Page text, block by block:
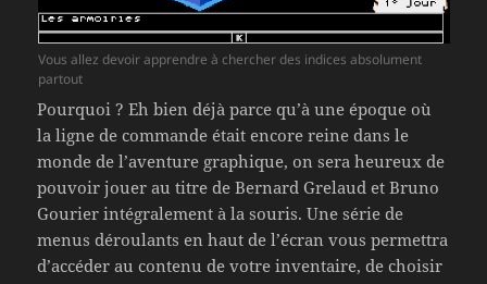
Vous allez devoir apprendre à chercher des indices absolument
partout
Pourquoi ? Eh bien déjà parce qu’à une époque où
la ligne de commande était encore reine dans le
monde de l’aventure graphique, on sera heureux de
pouvoir jouer au titre de Bernard Grelaud et Bruno
Gourier intégralement à la souris. Une série de
menus déroulants en haut de l’écran vous permettra
d’accéder au contenu de votre inventaire, de choisir